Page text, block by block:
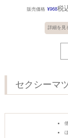
販売価格 ¥968税
詳細を見
セクシーマ